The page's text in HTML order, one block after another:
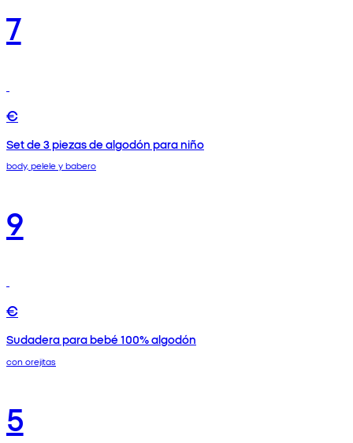
7
€
Set de 3 piezas de algodón para niño
body, pelele y babero
9
€
Sudadera para bebé 100% algodón
con orejitas
5